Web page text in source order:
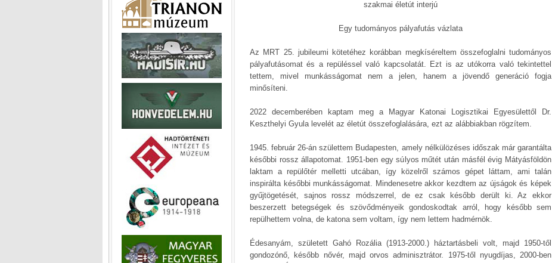
szakmai életút interjú
Egy tudományos pályafutás vázlata
Az MRT 25. jubileumi kötetéhez korábban megkíséreltem összefoglalni tudományos
pályafutásomat és a repüléssel való kapcsolatát. Ezt is az utókorra való tekintettel
tettem, mivel munkásságomat nem a jelen, hanem a jövendő generáció fogja
minősíteni.
2022 decemberében kaptam meg a Magyar Katonai Logisztikai Egyesülettől Dr.
Keszthelyi Gyula levelét az életút összefoglalására, ezt az alábbiakban rögzítem.
1945. február 26-án születtem Budapesten, amely nélkülözéses időszak már garantálta
későbbi rossz állapotomat. 1951-ben egy súlyos műtét után másfél évig Mátyásföldön
laktam a repülőtér melletti utcában, így közelről számos gépet láttam, ami talán
inspirálta későbbi munkásságomat. Mindenesetre akkor kezdtem az újságok és képek
gyűjtögetését, sajnos rossz módszerrel, de ez csak később derült ki. Az ekkor
beszerzett betegségek és szövődményeik gondoskodtak arról, hogy később sem
repülhettem volna, de katona sem voltam, így nem lettem hadmérnök.
Édesanyám, született Gahó Rozália (1913-2000.) háztartásbeli volt, majd 1950-től
gondozónő, később nővér, majd orvos adminisztrátor. 1975-től nyugdíjas, 2000-ben